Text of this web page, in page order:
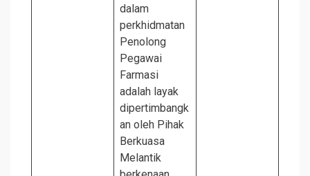
dalam
perkhidmatan
Penolong
Pegawai
Farmasi
adalah layak
dipertimbangk
an oleh Pihak
Berkuasa
Melantik